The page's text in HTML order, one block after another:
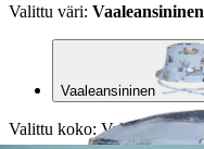
Valittu väri: Vaaleansininen
Vaaleansininen
Valittu koko: Valitse koko